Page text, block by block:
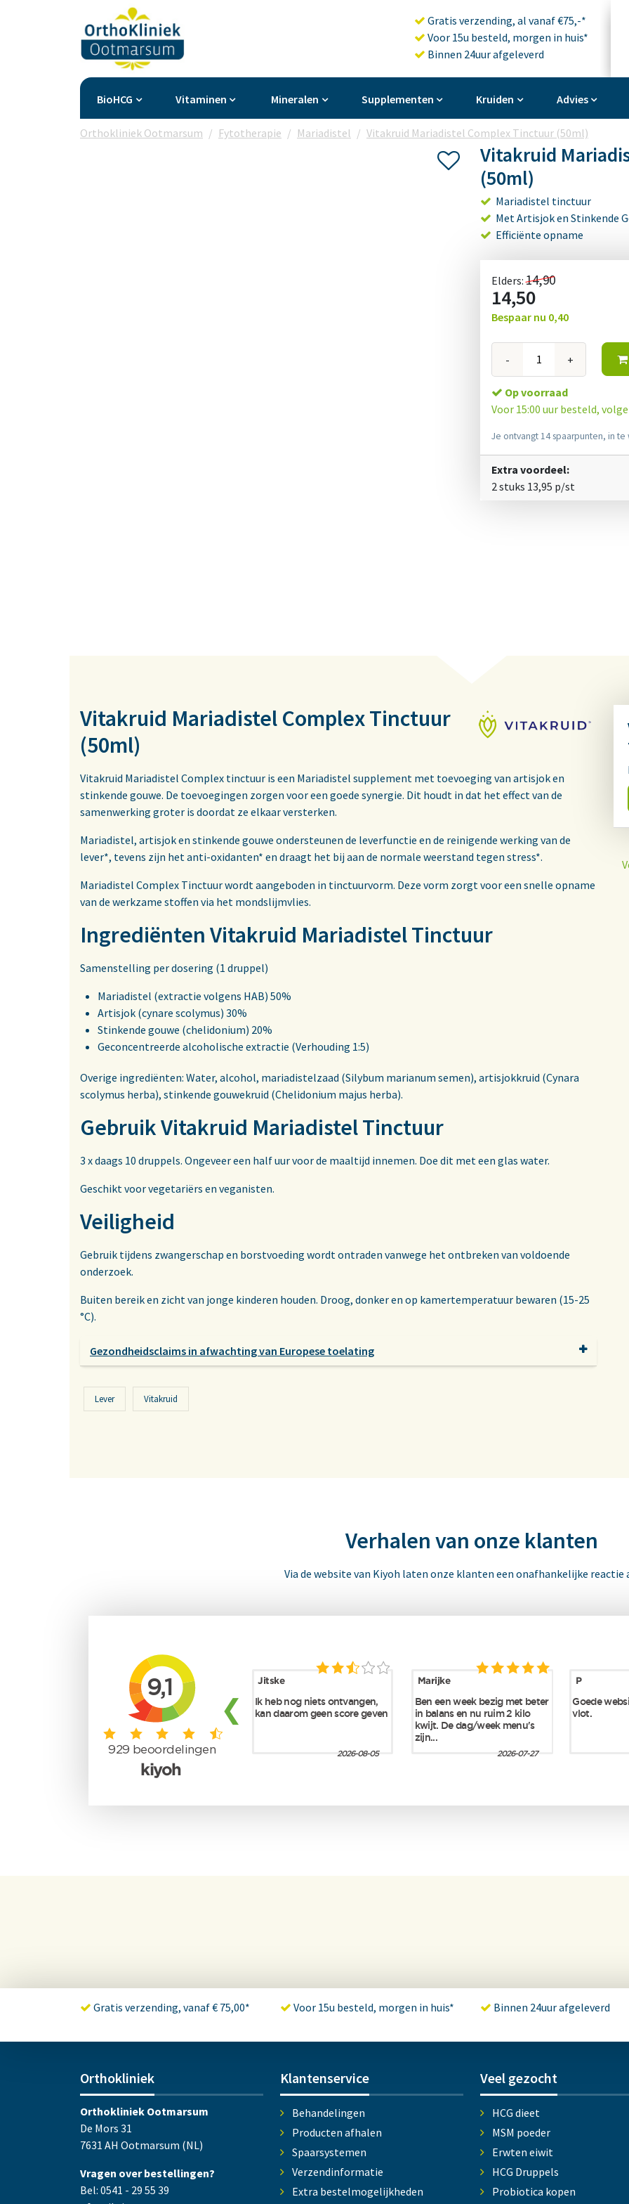
Gratis verzending, al vanaf €75,-*
Voor 15u besteld, morgen in huis*
Binnen 24uur afgeleverd
BioHCG Vitaminen Mineralen Supplementen Kruiden Advies
Orthokliniek Ootmarsum Fytotherapie Mariadistel Vitakruid Mariadistel Complex Tinctuur (50ml)
Vitakruid
(50ml)
Mariadistel tinctuur
Met Artisjok en Stinkende
Efficiënte opname
Elders:14,90
14,50
Bespaar nu 0,40
- +
Op voorraad
Voor 15:00 uur besteld,
Je ontvangt 14 spaarpunten, in
Extra voordeel:
2 stuks 13,95 p/st
Vitakruid Mariadistel Complex Tinctuur
(50ml)
Vitakruid Mariadistel Complex tinctuur is een Mariadistel supplement met toevoeging van artisjok en
stinkende gouwe. De toevoegingen zorgen voor een goede synergie. Dit houdt in dat het effect van de
samenwerking groter is doordat ze elkaar versterken.
Mariadistel, artisjok en stinkende gouwe ondersteunen de leverfunctie en de reinigende werking van de
lever*, tevens zijn het anti-oxidanten* en draagt het bij aan de normale weerstand tegen stress*.
Mariadistel Complex Tinctuur wordt aangeboden in tinctuurvorm. Deze vorm zorgt voor een snelle opname
van de werkzame stoffen via het mondslijmvlies.
Ingrediënten Vitakruid Mariadistel Tinctuur
Samenstelling per dosering (1 druppel)
Mariadistel (extractie volgens HAB) 50%
Artisjok (cynare scolymus) 30%
Stinkende gouwe (chelidonium) 20%
Geconcentreerde alcoholische extractie (Verhouding 1:5)
Overige ingrediënten: Water, alcohol, mariadistelzaad (Silybum marianum semen), artisjokkruid (Cynara
scolymus herba), stinkende gouwekruid (Chelidonium majus herba).
Gebruik Vitakruid Mariadistel Tinctuur
3 x daags 10 druppels. Ongeveer een half uur voor de maaltijd innemen. Doe dit met een glas water.
Geschikt voor vegetariërs en veganisten.
Veiligheid
Gebruik tijdens zwangerschap en borstvoeding wordt ontraden vanwege het ontbreken van voldoende
onderzoek.
Buiten bereik en zicht van jonge kinderen houden. Droog, donker en op kamertemperatuur bewaren (15-25
°C).
Gezondheidsclaims in afwachting van Europese toelating
Lever Vitakruid
Verhalen van onze klanten
Via de website van Kiyoh laten onze klanten een onafhankelijke reactie
Gratis verzending, vanaf € 75,00* Voor 15u besteld, morgen in huis* Binnen 24uur afgeleverd
Orthokliniek
Orthokliniek Ootmarsum
De Mors 31
7631 AH Ootmarsum (NL)
Vragen over bestellingen?
Bel: 0541 - 29 55 39
Klantenservice
Behandelingen
Producten afhalen
Spaarsystemen
Verzendinformatie
Extra bestelmogelijkheden
Veel gezocht
HCG dieet
MSM poeder
Erwten eiwit
HCG Druppels
Probiotica kopen